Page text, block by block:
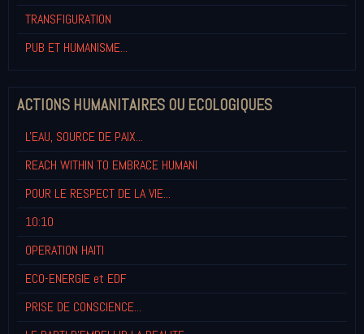
TRANSFIGURATION
PUB ET HUMANISME...
ACTIONS HUMANITAIRES OU ECOLOGIQUES
L'EAU, SOURCE DE PAIX...
REACH WITHIN TO EMBRACE HUMANI
POUR LE RESPECT DE LA VIE...
10:10
OPERATION HAITI
ECO-ENERGIE et EDF
PRISE DE CONSCIENCE...